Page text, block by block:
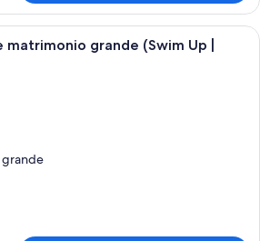
Un dormitorio moderno con una
matrimonio grande (Swim Up |
grande